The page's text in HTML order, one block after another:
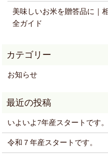
美味しいお米を贈答品に｜
全ガイド
お知らせ
いよいよ7年産スタートです。
令和７年産スタートです。